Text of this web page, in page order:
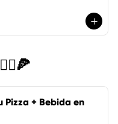
Pizza + Bebida en